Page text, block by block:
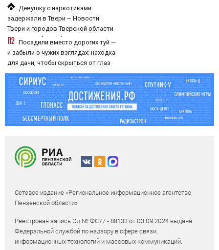
Девушку с наркотиками
задержали в Твери – Новости
Твери и городов Тверской области
сегодня - Afanasy.biz – Тверские
новости. Новости Твери. Тверь
новости. Новости. Ново
Посадили вместо дорогих туй —
и забыли о чужих взглядах: находка
для дачи, чтобы скрыться от глаз
соседей
Сетевое издание «Региональное информационное агентство
Пензенской области»
Реестровая запись Эл № ФС77 - 88133 от 03.09.2024 выдана
Федеральной службой по надзору в сфере связи,
информационных технологий и массовых коммуникаций.